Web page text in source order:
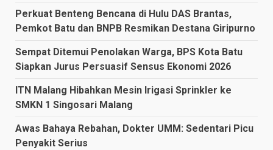
Perkuat Benteng Bencana di Hulu DAS Brantas,
Pemkot Batu dan BNPB Resmikan Destana Giripurno
Sempat Ditemui Penolakan Warga, BPS Kota Batu
Siapkan Jurus Persuasif Sensus Ekonomi 2026
ITN Malang Hibahkan Mesin Irigasi Sprinkler ke
SMKN 1 Singosari Malang
Awas Bahaya Rebahan, Dokter UMM: Sedentari Picu
Penyakit Serius